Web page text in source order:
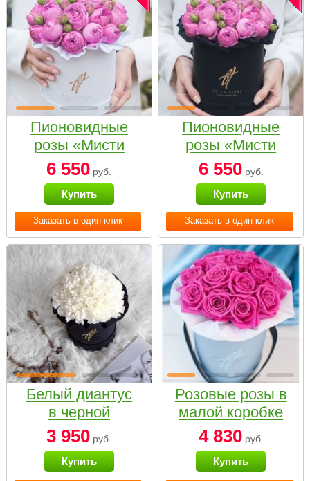
Заказать в один клик
Пионовидные
розы «Мисти
бабблс» в белой
коробке Small
6 550 руб.
Купить
Заказать в один клик
Пионовидные
розы «Мисти
бабблс» в
черной коробке
Small
6 550руб.
Купить
Белый диантус
в черной
коробке Small
3 950 руб.
Купить
Розовые розы в
малой коробке
4 830руб.
Купить